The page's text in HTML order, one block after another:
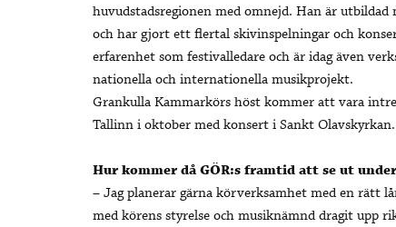
huvudstadsregionen med omnejd. Han är
och har gjort ett flertal skivinspelningar och
erfarenhet som festivalledare och är idag även
nationella och internationella musikprojekt.
Grankulla Kammarkörs höst kommer att vara
Tallinn i oktober med konsert i Sankt Olavskyrkan.
Hur kommer då GÖR:s framtid att se ut
– Jag planerar gärna körverksamhet med en rätt
med körens styrelse och musiknämnd dragit upp